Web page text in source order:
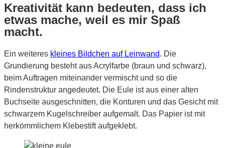
Kreativität kann bedeuten, dass ich
etwas mache, weil es mir Spaß
macht.
Ein weiteres kleines Bildchen auf Leinwand. Die
Grundierung besteht aus Acrylfarbe (braun und schwarz),
beim Auftragen miteinander vermischt und so die
Rindenstruktur angedeutet. Die Eule ist aus einer alten
Buchseite ausgeschnitten, die Konturen und das Gesicht mit
schwarzem Kugelschreiber aufgemalt. Das Papier ist mit
herkömmlichem Klebestift aufgeklebt.